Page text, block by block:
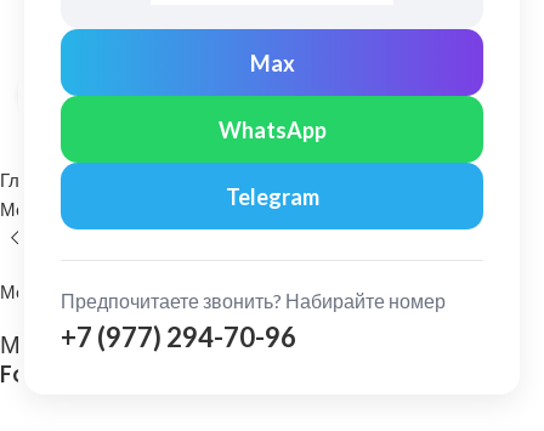
Max
WhatsApp
Telegram
Предпочитаете звонить? Набирайте номер
+7 (977) 294-70-96
Нажмите, чтобы увеличить
Главная
Металлические водосточные системы
Соединитель желоба
МеталлПрофиль
МеталлПрофиль: Соединитель желоба
Foramina D=125 мм PUR Ral 6005